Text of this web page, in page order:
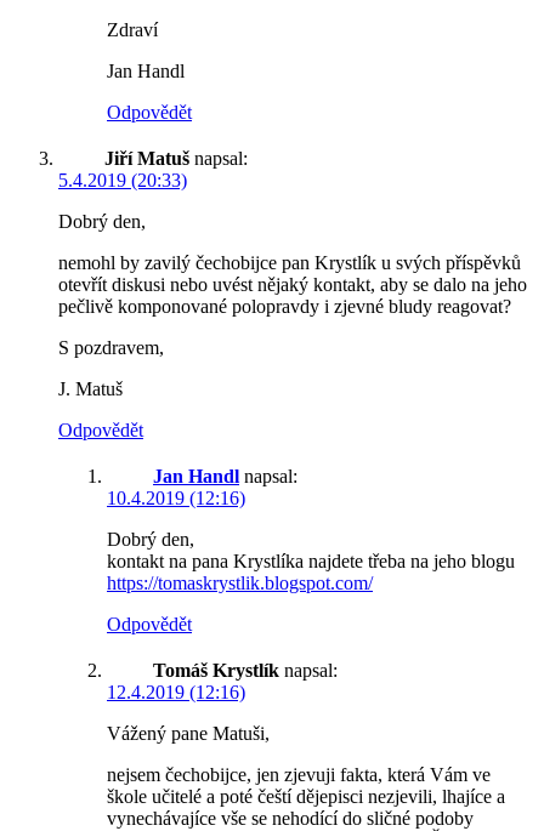
Zdraví
Jan Handl
Odpovědět
Jiří Matuš napsal:
5.4.2019 (20:33)
Dobrý den,
nemohl by zavilý čechobijce pan Krystlík u svých příspěvků
otevřít diskusi nebo uvést nějaký kontakt, aby se dalo na jeho
pečlivě komponované polopravdy i zjevné bludy reagovat?
S pozdravem,
J. Matuš
Odpovědět
Jan Handl napsal:
10.4.2019 (12:16)
Dobrý den,
kontakt na pana Krystlíka najdete třeba na jeho blogu
https://tomaskrystlik.blogspot.com/
Odpovědět
Tomáš Krystlík napsal:
12.4.2019 (12:16)
Vážený pane Matuši,
nejsem čechobijce, jen zjevuji fakta, která Vám ve
škole učitelé a poté čeští dějepisci nezjevili, lhajíce a
vynechávajíce vše se nehodící do sličné podoby